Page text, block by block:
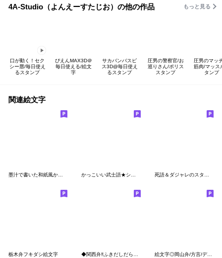
4A-Studio（よんえーすたじお）の他の作品 もっと見る
口が動く！セク
シー唇/毎日使え
るスタンプ
ぴえんMAX3D＠
毎日使える/絵文
字
サカバンバスピ
ス3D@毎日使え
るスタンプ
圧男の警察官/お
巡りさん/ポリス
スタンプ
圧男のマッ
筋肉/マッス
タンプ
関連絵文字
栃木弁フキダシ絵文字 ◆関西弁‼️ふきだしだらけ◆絵文字 絵文字◎岡山弁/方言/デコ文字